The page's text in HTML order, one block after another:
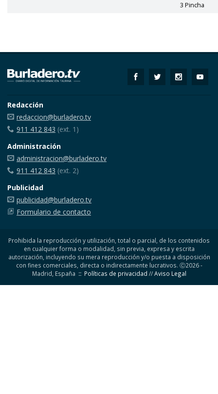
3 Pincha
Redacción
redaccion@burladero.tv
911 412 843 (ext. 1)
Administración
administracion@burladero.tv
911 412 843 (ext. 2)
Publicidad
publicidad@burladero.tv
Formulario de contacto
Prohibida la reproducción y utilización, total o parcial, de los contenidos
en cualquier forma o modalidad, sin previa, expresa y escrita
autorización, incluyendo su mera reproducción y/o puesta a disposición
con fines comerciales, directa o indirectamente lucrativos. Ⓒ2026 -
Madrid, España :: Políticas de privacidad //Aviso Legal